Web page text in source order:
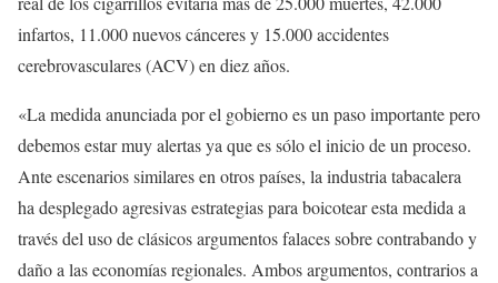
infartos, 11.000 nuevos cánceres y 15.000 accidentes
cerebrovasculares (ACV) en diez años.
«La medida anunciada por el gobierno es un paso importante pero
debemos estar muy alertas ya que es sólo el inicio de un proceso.
Ante escenarios similares en otros países, la industria tabacalera
ha desplegado agresivas estrategias para boicotear esta medida a
través del uso de clásicos argumentos falaces sobre contrabando y
daño a las economías regionales. Ambos argumentos, contrarios a